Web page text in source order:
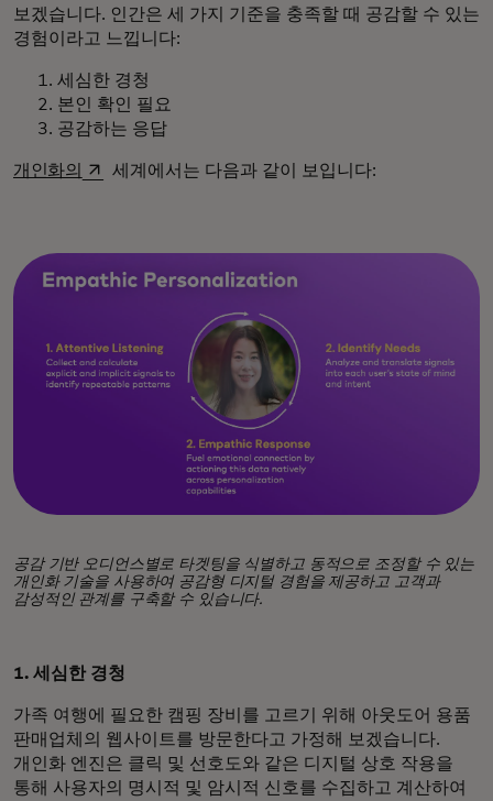
보겠습니다. 인간은 세 가지 기준을 충족할 때 공감할 수 있는
경험이라고 느낍니다:
세심한 경청
본인 확인 필요
공감하는 응답
개인화의 새 탭에서 열림
세계에서는 다음과 같이 보입니다:
공감 기반 오디언스별로 타겟팅을 식별하고 동적으로 조정할 수 있는
개인화 기술을 사용하여 공감형 디지털 경험을 제공하고 고객과
감성적인 관계를 구축할 수 있습니다.
1. 세심한 경청
가족 여행에 필요한 캠핑 장비를 고르기 위해 아웃도어 용품
판매업체의 웹사이트를 방문한다고 가정해 보겠습니다.
개인화 엔진은 클릭 및 선호도와 같은 디지털 상호 작용을
통해 사용자의 명시적 및 암시적 신호를 수집하고 계산하여